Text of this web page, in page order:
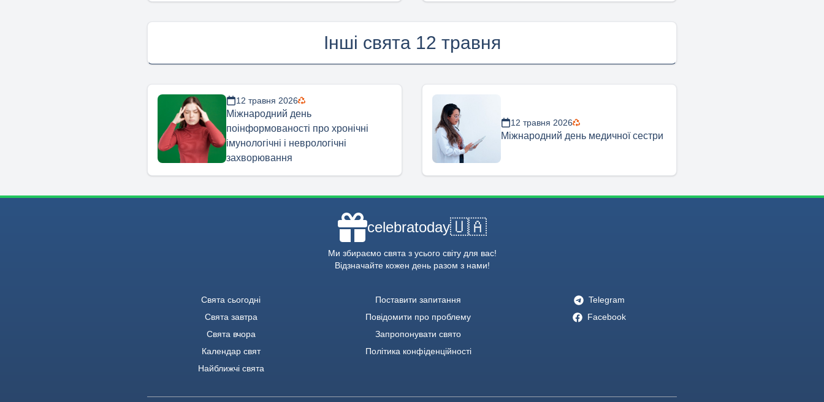
Інші свята 12 травня
12 травня 2026
Міжнародний день
поінформованості про хронічні
імунологічні і неврологічні
захворювання
12 травня 2026
Міжнародний день медичної сестри
celebratoday🇺🇦
Ми збираємо свята з усього світу для вас!
Відзначайте кожен день разом з нами!
Свята сьогодні
Свята завтра
Свята вчора
Календар свят
Найближчі свята
Поставити запитання
Повідомити про проблему
Запропонувати свято
Політика конфіденційності
Telegram
Facebook